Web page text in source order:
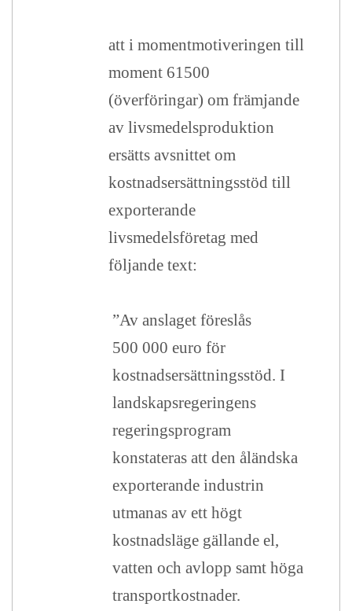
att i momentmotiveringen till
moment 61500
(överföringar) om främjande
av livsmedelsproduktion
ersätts avsnittet om
kostnadsersättningsstöd till
exporterande
livsmedelsföretag med
följande text:
”Av anslaget föreslås
500 000 euro för
kostnadsersättningsstöd. I
landskapsregeringens
regeringsprogram
konstateras att den åländska
exporterande industrin
utmanas av ett högt
kostnadsläge gällande el,
vatten och avlopp samt höga
transportkostnader.